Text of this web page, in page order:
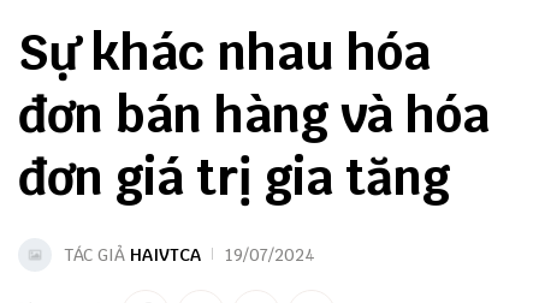
Sự khác nhau hóa
đơn bán hàng và hóa
đơn giá trị gia tăng
TÁC GIẢ HAIVTCA 19/07/2024